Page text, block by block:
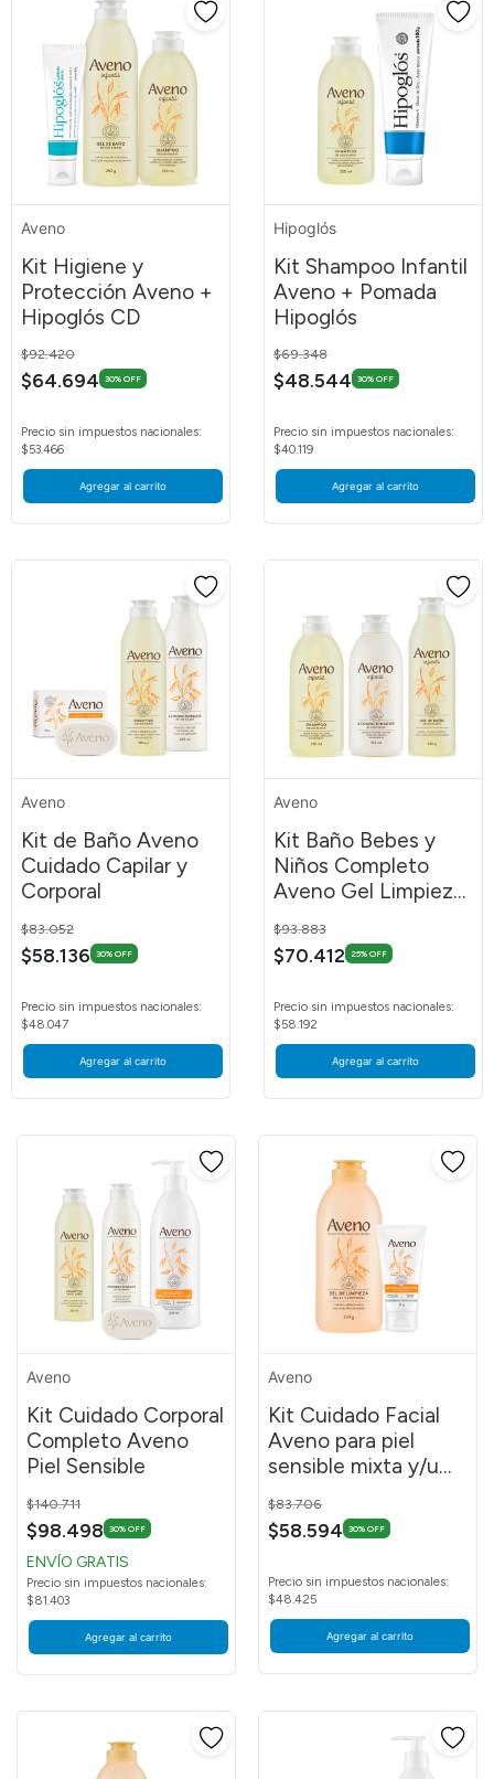
Aveno
Kit Higiene y
Protección Aveno +
Hipoglós CD
Price reduced from
$92.420
$64.694 30% OFF
Precio sin impuestos nacionales:
$53.466
Agregar al carrito
Hipoglós
Kit Shampoo Infantil
Aveno + Pomada
Hipoglós
Price reduced from
$69.348
$48.544 30% OFF
Precio sin impuestos nacionales:
$40.119
Agregar al carrito
Aveno
Kit de Baño Aveno
Cuidado Capilar y
Corporal
Price reduced from
$83.052
$58.136 30% OFF
Precio sin impuestos nacionales:
$48.047
Agregar al carrito
Aveno
Kit Baño Bebes y
Niños Completo
Aveno Gel Limpieza
y Capilar
Price reduced from
$93.883
$70.412 25% OFF
Precio sin impuestos nacionales:
$58.192
Agregar al carrito
Aveno
Kit Cuidado Corporal
Completo Aveno
Piel Sensible
Price reduced from
$140.711
$98.498 30% OFF
ENVÍO GRATIS
Precio sin impuestos nacionales:
$81.403
Agregar al carrito
Aveno
Kit Cuidado Facial
Aveno para piel
sensible mixta y/u
oleosas
Price reduced from
$83.706
$58.594 30% OFF
Precio sin impuestos nacionales:
$48.425
Agregar al carrito